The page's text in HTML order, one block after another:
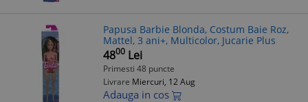
Papusa Barbie Blonda, Costum Baie Roz,
Mattel, 3 ani+, Multicolor, Jucarie Plus
4800 Lei
Primesti 48 puncte
Livrare Miercuri, 12 Aug
Adauga in cos